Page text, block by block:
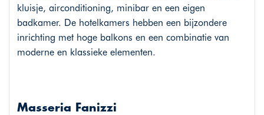
kluisje, airconditioning, minibar en een eigen
badkamer. De hotelkamers hebben een bijzondere
inrichting met hoge balkons en een combinatie van
moderne en klassieke elementen.
Masseria Fanizzi